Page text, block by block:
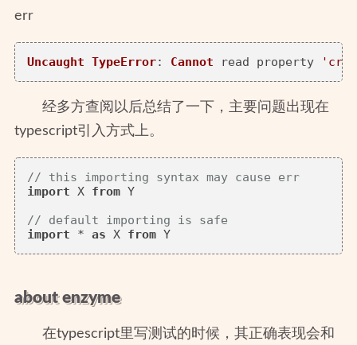
err
Uncaught TypeError: Cannot read property
经多方查阅以后总结了一下，主要问题出现在
typescript引入方式上。
// this importing syntax may cause err
import X from Y
// default importing is safe
import * as X from Y
about enzyme
在typescript里写测试的时候，其正确表现会和